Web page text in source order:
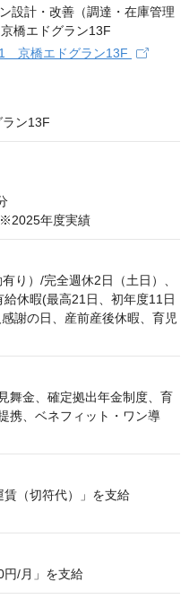
京橋エドグラン13F
ン13F
年度実績
り）/完全週休2日（土日）、
休暇(最高21日、初年度11日
謝の日、産前産後休暇、育児
舞金、確定拠出年金制度、育
携、ベネフィット・ワン導
（切符代）」を支給
円/月」を支給